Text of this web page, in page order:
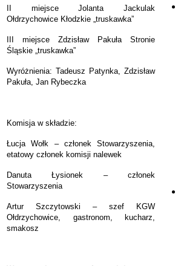
II miejsce Jolanta Jackulak
Ołdrzychowice Kłodzkie „truskawka”
III miejsce Zdzisław Pakuła Stronie
Śląskie „truskawka”
Wyróżnienia: Tadeusz Patynka, Zdzisław
Pakuła, Jan Rybeczka
Komisja w składzie:
Łucja Wołk – członek Stowarzyszenia,
etatowy członek komisji nalewek
Danuta Łysionek – członek
Stowarzyszenia
Artur Szczytowski – szef KGW
Ołdrzychowice, gastronom, kucharz,
smakosz